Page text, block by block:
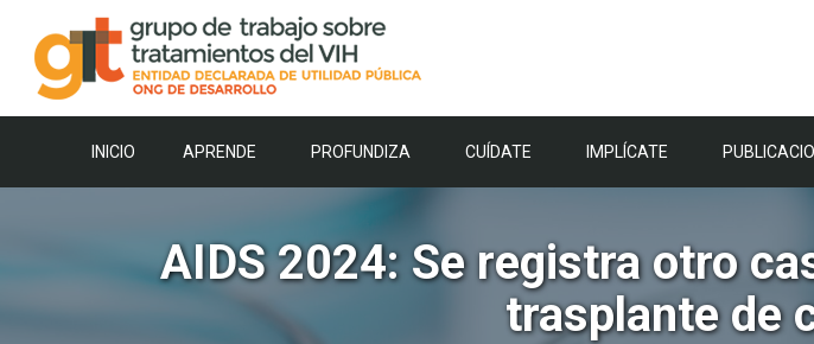
contenido
INICIO APRENDE PROFUNDIZA CUÍDATE IMPLÍCATE
AIDS 2024: Se registra otro
trasplante de